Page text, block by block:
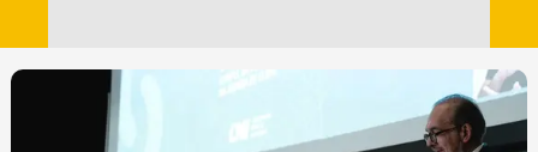
Congresso Nacional e
nossos líderes.
Trabalhe no Brasil 61